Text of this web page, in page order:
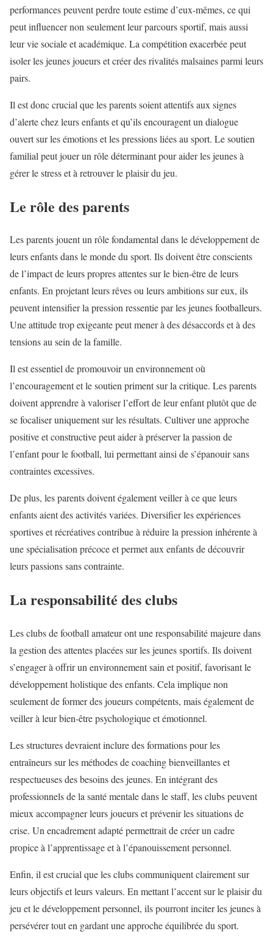
performances peuvent perdre toute estime d’eux-mêmes, ce qui
peut influencer non seulement leur parcours sportif, mais aussi
leur vie sociale et académique. La compétition exacerbée peut
isoler les jeunes joueurs et créer des rivalités malsaines parmi leurs
pairs.
Il est donc crucial que les parents soient attentifs aux signes
d’alerte chez leurs enfants et qu’ils encouragent un dialogue
ouvert sur les émotions et les pressions liées au sport. Le soutien
familial peut jouer un rôle déterminant pour aider les jeunes à
gérer le stress et à retrouver le plaisir du jeu.
Le rôle des parents
Les parents jouent un rôle fondamental dans le développement de
leurs enfants dans le monde du sport. Ils doivent être conscients
de l’impact de leurs propres attentes sur le bien-être de leurs
enfants. En projetant leurs rêves ou leurs ambitions sur eux, ils
peuvent intensifier la pression ressentie par les jeunes footballeurs.
Une attitude trop exigeante peut mener à des désaccords et à des
tensions au sein de la famille.
Il est essentiel de promouvoir un environnement où
l’encouragement et le soutien priment sur la critique. Les parents
doivent apprendre à valoriser l’effort de leur enfant plutôt que de
se focaliser uniquement sur les résultats. Cultiver une approche
positive et constructive peut aider à préserver la passion de
l’enfant pour le football, lui permettant ainsi de s’épanouir sans
contraintes excessives.
De plus, les parents doivent également veiller à ce que leurs
enfants aient des activités variées. Diversifier les expériences
sportives et récréatives contribue à réduire la pression inhérente à
une spécialisation précoce et permet aux enfants de découvrir
leurs passions sans contrainte.
La responsabilité des clubs
Les clubs de football amateur ont une responsabilité majeure dans
la gestion des attentes placées sur les jeunes sportifs. Ils doivent
s’engager à offrir un environnement sain et positif, favorisant le
développement holistique des enfants. Cela implique non
seulement de former des joueurs compétents, mais également de
veiller à leur bien-être psychologique et émotionnel.
Les structures devraient inclure des formations pour les
entraîneurs sur les méthodes de coaching bienveillantes et
respectueuses des besoins des jeunes. En intégrant des
professionnels de la santé mentale dans le staff, les clubs peuvent
mieux accompagner leurs joueurs et prévenir les situations de
crise. Un encadrement adapté permettrait de créer un cadre
propice à l’apprentissage et à l’épanouissement personnel.
Enfin, il est crucial que les clubs communiquent clairement sur
leurs objectifs et leurs valeurs. En mettant l’accent sur le plaisir du
jeu et le développement personnel, ils pourront inciter les jeunes à
persévérer tout en gardant une approche équilibrée du sport.